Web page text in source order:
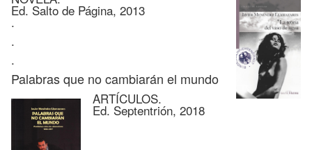
Ed. Salto de Página, 2013
.
.
.
Palabras que no cambiarán el mundo
ARTÍCULOS.
Ed. Septentrión, 2018